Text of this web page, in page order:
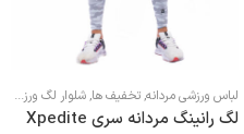
لباس ورزشی زنانه
لباس ورزشی مردانه,تخفیف ها,شلوار لگ ورزشی مردانه
لگ رانینگ مردانه سری Xpedite